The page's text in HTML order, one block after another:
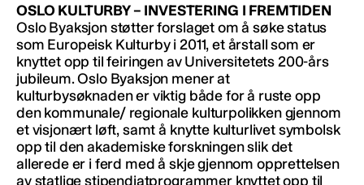
OSLO KULTURBY – INVESTERING I FREMTIDEN
Oslo Byaksjon støtter forslaget om å søke status
som Europeisk Kulturby i 2011, et årstall som er
knyttet opp til feiringen av Universitetets 200-års
jubileum. Oslo Byaksjon mener at
kulturbysøknaden er viktig både for å ruste opp
den kommunale/ regionale kulturpolikken gjennom
et visjonært løft, samt å knytte kulturlivet symbolsk
opp til den akademiske forskningen slik det
allerede er i ferd med å skje gjennom opprettelsen
av statlige stipendiatprogrammer knyttet opp til